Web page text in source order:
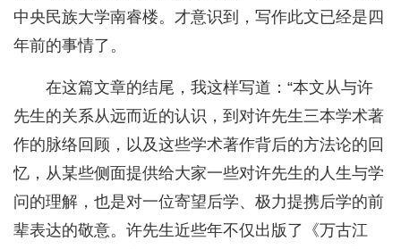
中央民族大学南睿楼。才意识到，写作此文已经是四
年前的事情了。
在这篇文章的结尾，我这样写道：“本文从与许
先生的关系从远而近的认识，到对许先生三本学术著
作的脉络回顾，以及这些学术著作背后的方法论的回
忆，从某些侧面提供给大家一些对许先生的人生与学
问的理解，也是对一位寄望后学、极力提携后学的前
辈表达的敬意。许先生近些年不仅出版了《万古江